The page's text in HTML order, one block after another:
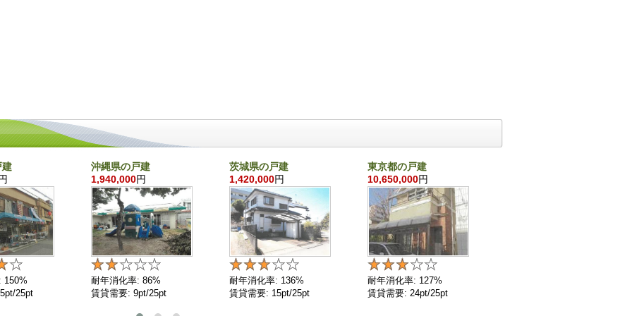
建
150%
25pt
沖縄県の戸建
1,940,000円
耐年消化率: 86%
賃貸需要: 9pt/25pt
茨城県の戸建
1,420,000円
耐年消化率: 136%
賃貸需要: 15pt/25pt
東京都の戸建
10,650,000円
耐年消化率: 127%
賃貸需要: 24pt/25pt